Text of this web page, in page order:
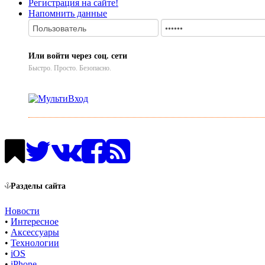
Регистрация на сайте!
Напомнить данные
Или войти через соц. сети
Быстро. Просто. Безопасно.
Разделы сайта
Новости
• Интересное
• Аксессуары
• Технологии
• iOS